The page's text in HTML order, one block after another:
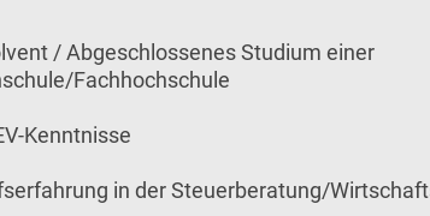
/ Abgeschlossenes Studium einer
Fachhochschule
Kenntnisse
in der Steuerberatung/